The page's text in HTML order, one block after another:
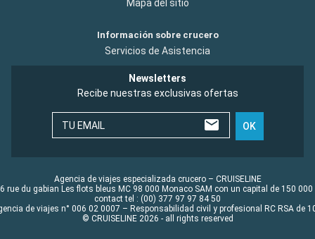
Mapa del sitio
Información sobre crucero
Servicios de Asistencia
Newsletters
Recibe nuestras exclusivas ofertas
TU EMAIL OK
Agencia de viajes especializada crucero – CRUISELINE
rue du gabian Les flots bleus MC 98 000 Monaco SAM con un capital de 150 000
contact tel : (00) 377 97 97 84 50
de viajes n° 006 02 0007 – Responsabilidad civil y profesional RC RSA de
© CRUISELINE 2026 - all rights reserved